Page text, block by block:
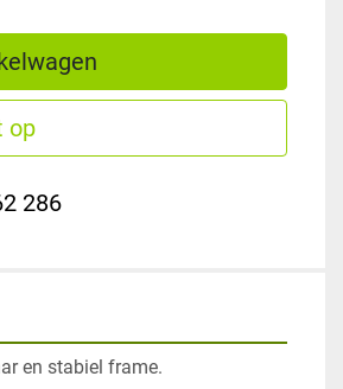
op
286
en stabiel frame.